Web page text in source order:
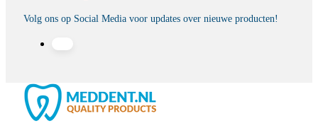
Volg ons op Social Media voor updates over nieuwe producten!